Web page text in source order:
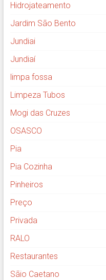
Hidrojateamento
Jardim São Bento
Jundiai
Jundiaí
limpa fossa
Limpeza Tubos
Mogi das Cruzes
OSASCO
Pia
Pia Cozinha
Pinheiros
Preço
Privada
RALO
Restaurantes
Sãio Caetano